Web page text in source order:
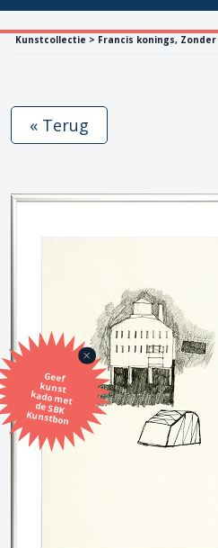
Kunstcollectie > Francis konings, Zonder
Geef
kunst
kado met
de SBK
Kunstbon
« Terug